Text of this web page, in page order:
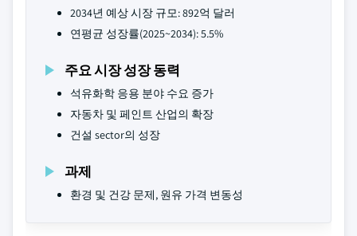
2034년 예상 시장 규모: 892억 달러
연평균 성장률(2025~2034): 5.5%
주요 시장 성장 동력
석유화학 응용 분야 수요 증가
자동차 및 페인트 산업의 확장
건설 sector의 성장
과제
환경 및 건강 문제, 원유 가격 변동성